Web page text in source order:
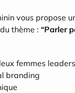
thème : “Parler
femmes
branding